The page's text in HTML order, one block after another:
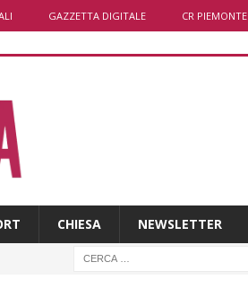
GAZZETTA DIGITALE CR PIEMONTE
CHIESA NEWSLETTER